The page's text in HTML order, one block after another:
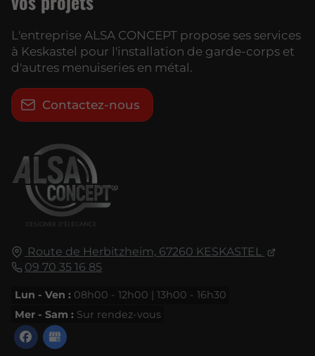
Route de Herbitzheim, 67260 KESKASTEL
09 70 35 16 85
Lun - Ven : 08h00 - 12h00 | 13h00 - 16h30
Mer - Sam : Sur rendez-vous
L'entreprise ALSA CONCEPT propose ses services
à Keskastel pour l'installation de garde-corps et
d'autres menuiseries en métal.
Contactez-nous